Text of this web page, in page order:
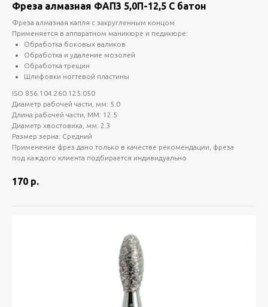
Фреза алмазная ФАП3 5,0П-12,5 С батон
Фреза алмазная капля с закругленным концом
Применяется в аппаратном маникюре и педикюре:
Обработка боковых валиков
Обработка и удаление мозолей
Обработка трещин
Шлифовки ногтевой пластины
ISO 856.104.260.125.050
Диаметр рабочей части, мм: 5.0
Длина рабочей части, ММ: 12.5
Диаметр хвостовика, мм: 2.3
Размер зерна: Средний
Применение фрез дано только в качестве рекомендации, фреза
под каждого клиента подбирается индивидуально
170 р.